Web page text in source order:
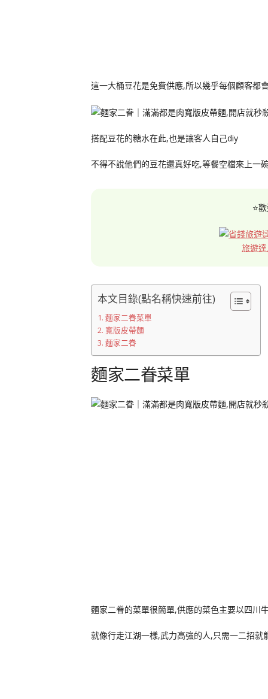
這一大桶豆花是免費供應,所以幾乎每個顧客都
搭配豆花的糖水在此,也是讓客人自己diy
不得不說他們的豆花還真好吃,等餐空檔來上一
⭐
旅遊
本文目錄(點名稱快速前往)
麵家二眷菜單
寬版皮帶麵
麵家二眷
麵家二眷菜單
麵家二眷的菜單很簡單,供應的菜色主要以四川
就像行走江湖一樣,武力高強的人,只需一二招就